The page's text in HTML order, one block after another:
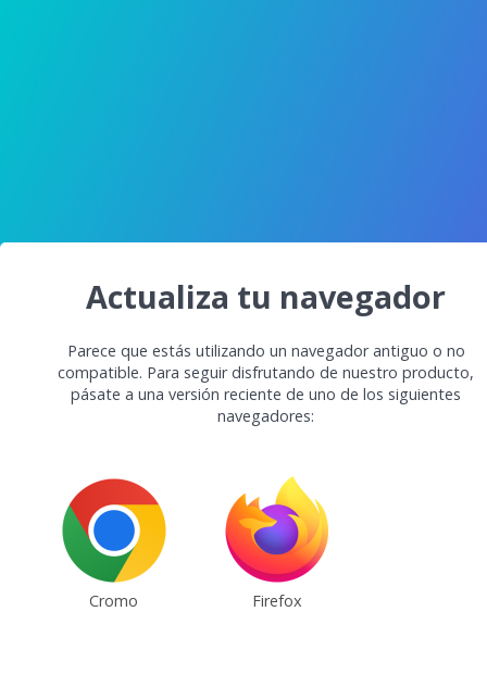
Actualiza tu navegador
Parece que estás utilizando un navegador antiguo o no
compatible. Para seguir disfrutando de nuestro producto,
pásate a una versión reciente de uno de los siguientes
navegadores:
Cromo Firefox